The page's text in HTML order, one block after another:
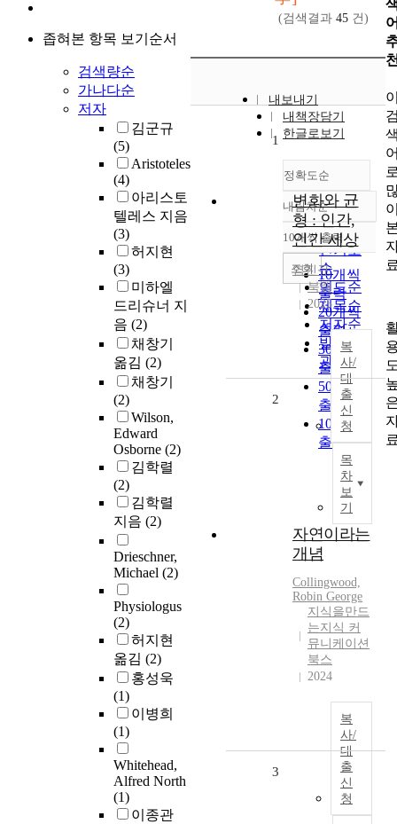
좁혀본 항목 보기순서
검색량순
가나다순
저자
김군규
(5)
Aristoteles
(4)
아리스토
텔레스 지음
(3)
허지현
(3)
미하엘
드리슈너 지
음 (2)
채창기
옮김 (2)
채창기
(2)
Wilson,
Edward
Osborne (2)
김학렬
(2)
김학렬
지음 (2)
Drieschner,
Michael (2)
Physiologus
(2)
허지현
옮김 (2)
홍성욱
(1)
이병희
(1)
Whitehead,
Alfred North
(1)
이종관
(검색결과 45 건)
내보내기
내책장담기
한글로보기
정확도순
정확도
순
인기도
순
연도순
제목순
저자순
발행기
관순
내림차순
내림차순
10개씩 출력
10개씩
출력
20개씩
출력
30개씩
출력
50개씩
출력
100개씩
출력
조회
1
변화와 균
형 : 인간,
인간 세상
염진규
북랩
2025
복
사/
대
출
신
청
목
차
보
기
2
자연이라는
개념
Collingwood,
Robin George
지식을만드
는지식 커
뮤니케이션
북스
2024
복
사/
대
출
신
청
3